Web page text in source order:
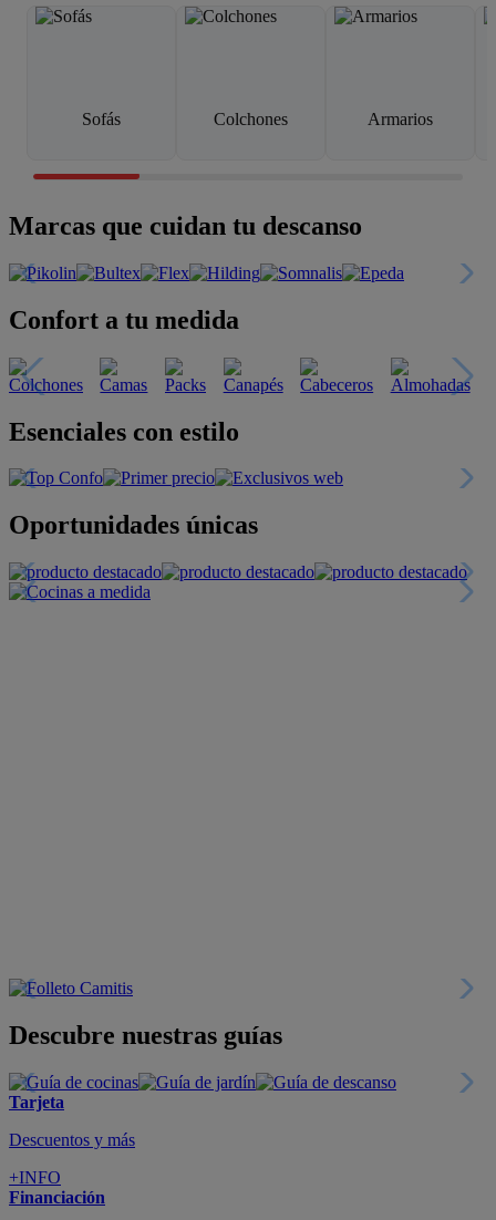
Sofás Colchones Armarios
Marcas que cuidan tu descanso
Confort a tu medida
Esenciales con estilo
Oportunidades únicas
Descubre nuestras guías
Tarjeta
Descuentos y más
+INFO
Financiación